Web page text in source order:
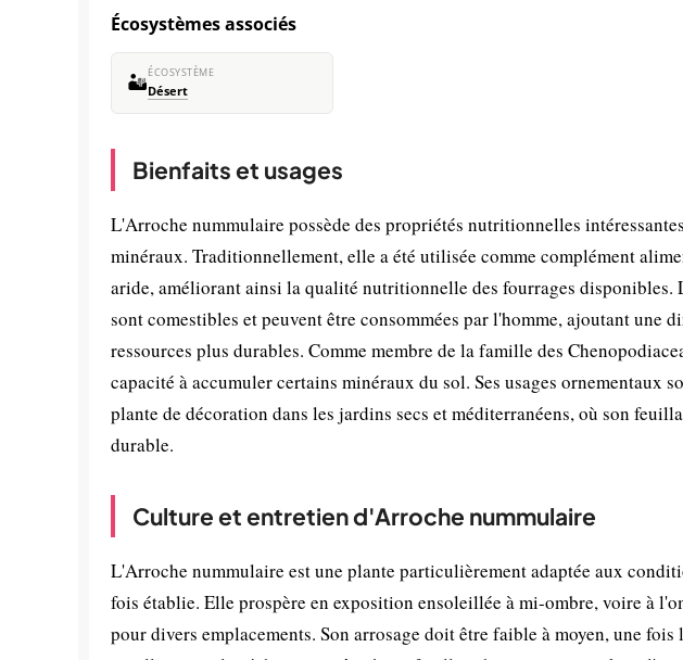
Écosystèmes associés
🏜️ÉCOSYSTÈME
Désert
Bienfaits et usages
L'Arroche nummulaire possède des propriétés nutritionnelles
minéraux. Traditionnellement, elle a été utilisée comme complément
aride, améliorant ainsi la qualité nutritionnelle des fourrages disponibles.
sont comestibles et peuvent être consommées par l'homme, ajoutant une
ressources plus durables. Comme membre de la famille des
capacité à accumuler certains minéraux du sol. Ses usages ornementaux
plante de décoration dans les jardins secs et méditerranéens, où son
durable.
Culture et entretien d'Arroche nummulaire
L'Arroche nummulaire est une plante particulièrement adaptée aux
fois établie. Elle prospère en exposition ensoleillée à mi-ombre, voire à
pour divers emplacements. Son arrosage doit être faible à moyen, une